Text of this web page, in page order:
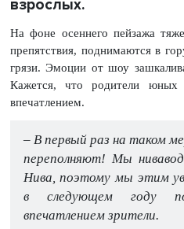
взрослых.
На фоне осеннего пейзажа
препятствия, поднимаются в
грязи. Эмоции от шоу
Кажется, что родители
впечатлением.
– В первый раз на таком
переполняют! Мы
Нива, поэтому мы этим
в следующем году
впечатлением зрители.